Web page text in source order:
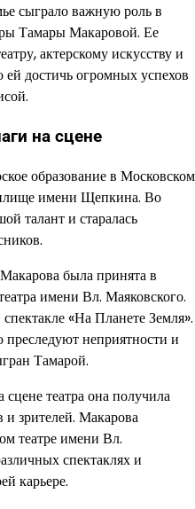
сыграло важную роль в
Тамары Макаровой. Ее
актерскому искусству и
ей достичь огромных успехов
на сцене
образование в Московском
имени Щепкина. Во
талант и старалась
была принята в
имени Вл. Маяковского.
«На Планете Земля».
неприятности и
Тамарой.
театра она получила
и зрителей. Макарова
театре имени Вл.
спектаклях и
карьере.